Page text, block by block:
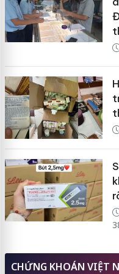
CHỨNG KHOÁN VIỆT